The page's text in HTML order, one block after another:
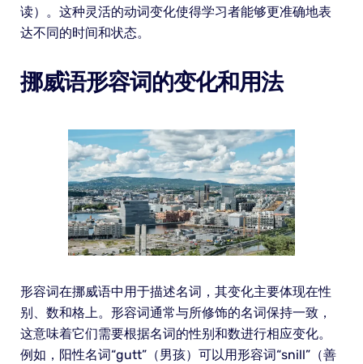
读）。这种灵活的动词变化使得学习者能够更准确地表
达不同的时间和状态。
挪威语形容词的变化和用法
形容词在挪威语中用于描述名词，其变化主要体现在性
别、数和格上。形容词通常与所修饰的名词保持一致，
这意味着它们需要根据名词的性别和数进行相应变化。
例如，阳性名词“gutt”（男孩）可以用形容词“snill”（善